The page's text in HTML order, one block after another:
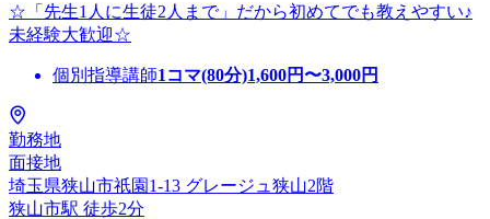
☆「先生1人に生徒2人まで」だから初めてでも教えやすい♪
未経験大歓迎☆
個別指導講師1コマ(80分)1,600円〜3,000円
勤務地
面接地
埼玉県狭山市祇園1-13 グレージュ狭山2階
狭山市駅 徒歩2分